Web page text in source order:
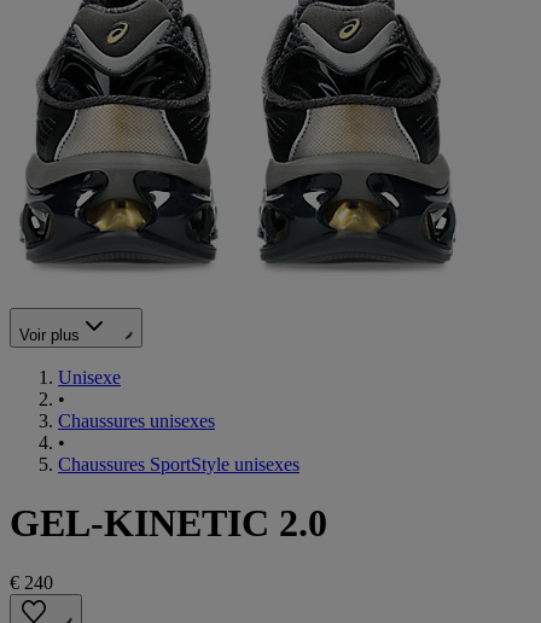
Voir plus
Unisexe
•
Chaussures unisexes
•
Chaussures SportStyle unisexes
GEL-KINETIC 2.0
€ 240